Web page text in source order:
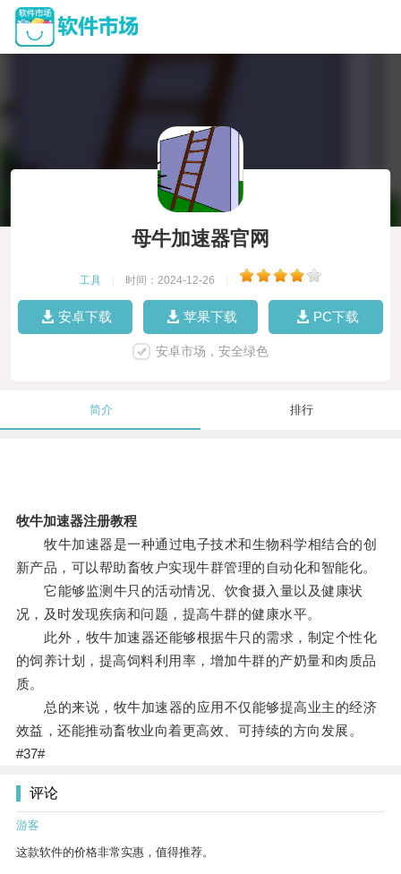
母牛加速器官网
工具 时间：2024-12-26
安卓下载 苹果下载 PC下载
安卓市场，安全绿色
简介 排行
牧牛加速器注册教程
牧牛加速器是一种通过电子技术和生物科学相结合的创
新产品，可以帮助畜牧户实现牛群管理的自动化和智能化。
它能够监测牛只的活动情况、饮食摄入量以及健康状
况，及时发现疾病和问题，提高牛群的健康水平。
此外，牧牛加速器还能够根据牛只的需求，制定个性化
的饲养计划，提高饲料利用率，增加牛群的产奶量和肉质品
质。
总的来说，牧牛加速器的应用不仅能够提高业主的经济
效益，还能推动畜牧业向着更高效、可持续的方向发展。
#37#
评论
游客
这款软件的价格非常实惠，值得推荐。